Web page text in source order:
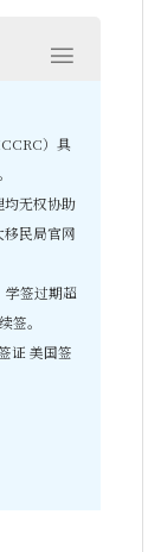
）具
均无权协助
民局官网
学签过期超
签。
证 美国签